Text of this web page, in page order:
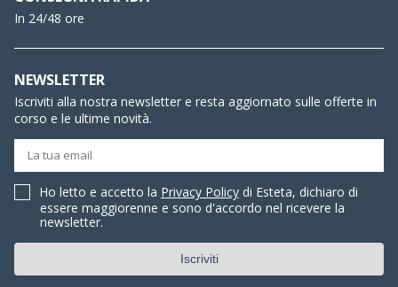
In 24/48 ore
NEWSLETTER
Iscriviti alla nostra newsletter e resta aggiornato sulle offerte in
corso e le ultime novità.
Ho letto e accetto la Privacy Policy di Esteta, dichiaro di
essere maggiorenne e sono d'accordo nel ricevere la
newsletter.